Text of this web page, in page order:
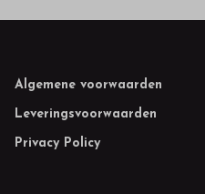
Footer
Algemene voorwaarden
Leveringsvoorwaarden
Privacy Policy